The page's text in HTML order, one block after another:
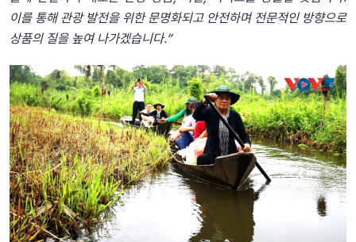
이를 통해 관광 발전을 위한 문명화되고 안전하며 전문적인 방향으로
상품의 질을 높여 나가겠습니다.”